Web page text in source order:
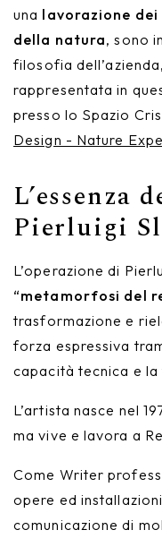
una lavorazione
della natura, sono
filosofia
rappresentata in
presso lo Spazio
Design - Nature
L’essenza
Pierluigi
L’operazione di
“metamorfosi del
trasformazione e
forza espressiva
capacità tecnica e
L’artista nasce nel
ma vive e lavora a
Come Writer
opere ed
comunicazione di